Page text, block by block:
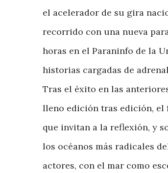
el acelerador de su gira
recorrido con una nueva
horas en el Paraninfo de la
historias cargadas de
Tras el éxito en las
lleno edición tras edición, el
que invitan a la reflexión, y
los océanos más radicales
actores, con el mar como